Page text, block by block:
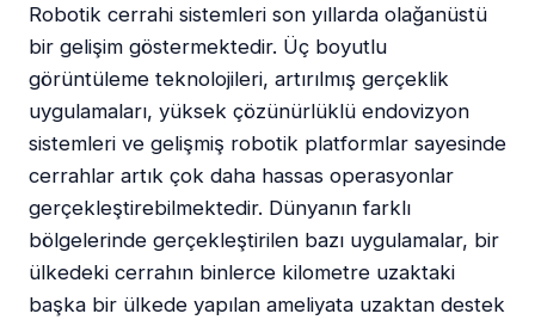
Robotik cerrahi sistemleri son yıllarda olağanüstü
bir gelişim göstermektedir. Üç boyutlu
görüntüleme teknolojileri, artırılmış gerçeklik
uygulamaları, yüksek çözünürlüklü endovizyon
sistemleri ve gelişmiş robotik platformlar sayesinde
cerrahlar artık çok daha hassas operasyonlar
gerçekleştirebilmektedir. Dünyanın farklı
bölgelerinde gerçekleştirilen bazı uygulamalar, bir
ülkedeki cerrahın binlerce kilometre uzaktaki
başka bir ülkede yapılan ameliyata uzaktan destek